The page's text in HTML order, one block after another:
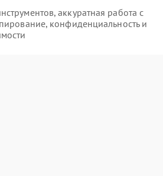
аккуратная работа с
конфиденциальность и